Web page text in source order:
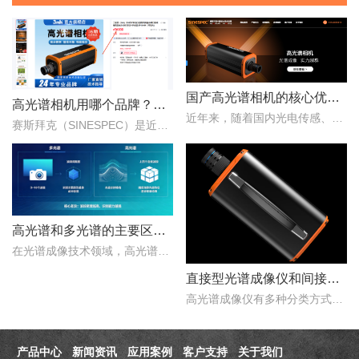
高光谱相机用哪个品牌？赛斯拜克怎么样？
赛斯拜克（SINESPEC）是近年来快速崛起的国产高光谱相机代表品牌之一，其优势在于性价比、自主技术以及本土化服务。..
国产高光谱相机的核心优势：从“跟跑”到“并跑”的跨越
高光谱和多光谱的主要区别有哪些？
直接型光谱成像仪和间接型光谱成像仪区别
产品中心 新闻资讯 应用案例 客户支持 关于我们